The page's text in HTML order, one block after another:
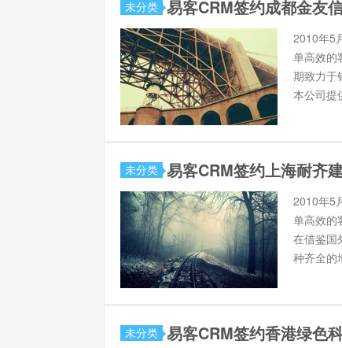
未分类 易客CRM签约成都金友
2010年5
单高效的
期致力于
本公司提
未分类 易客CRM签约上海耐齐
2010年5
单高效的
在借鉴国
种齐全的
未分类 易客CRM签约香港绿色